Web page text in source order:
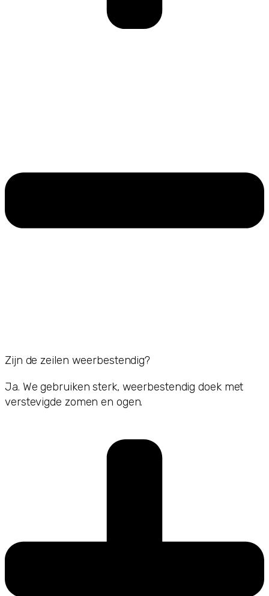
Zijn de zeilen weerbestendig?
Ja. We gebruiken sterk, weerbestendig doek met
verstevigde zomen en ogen.